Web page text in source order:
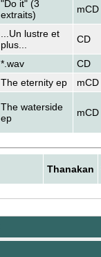
"Do it" (3
extraits)
mCD
...Un lustre et
plus...
CD
*.wav CD
The eternity ep mCD
The waterside
ep
mCD
Thanakan